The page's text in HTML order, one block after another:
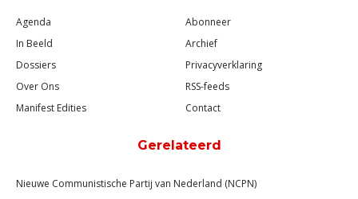
Agenda
In Beeld
Dossiers
Over Ons
Manifest Edities
Abonneer
Archief
Privacyverklaring
RSS-feeds
Contact
Gerelateerd
Nieuwe Communistische Partij van Nederland (NCPN)